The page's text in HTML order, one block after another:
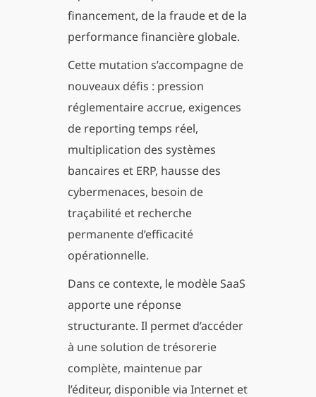
financement, de la fraude et de la
performance financière globale.
Cette mutation s’accompagne de
nouveaux défis : pression
réglementaire accrue, exigences
de reporting temps réel,
multiplication des systèmes
bancaires et ERP, hausse des
cybermenaces, besoin de
traçabilité et recherche
permanente d’efficacité
opérationnelle.
Dans ce contexte, le modèle SaaS
apporte une réponse
structurante. Il permet d’accéder
à une solution de trésorerie
complète, maintenue par
l’éditeur, disponible via Internet et